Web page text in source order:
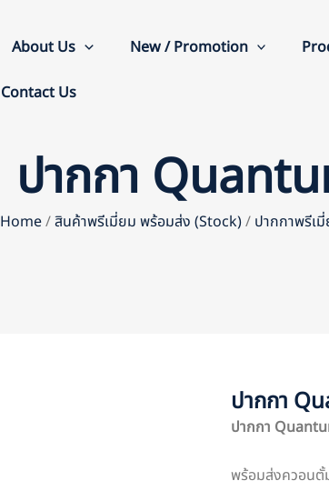
About Us New / Promotion
Contact Us
ปากกา
Home/สินค้าพรีเมี่ยม พร้อมส่ง (Stock)/ ปากกาพรีเ
ปากกา
ปากกา
พร้อมส่งควอนตั้